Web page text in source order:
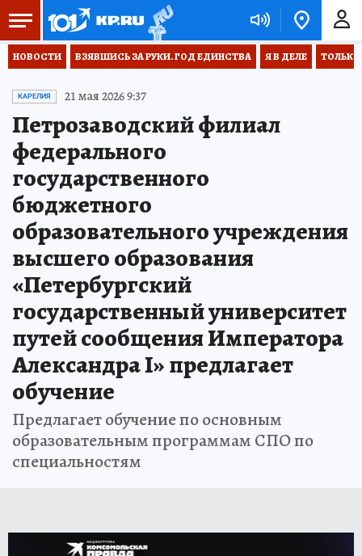
НОВОСТИ ВЗЯВШИСЬ ЗА РУКИ. ГОД ЕДИНСТВА Я В ДЕЛЕ ТОЛЬКО
КАРЕЛИЯ 21 мая 2026 9:37
Петрозаводский филиал
федерального
государственного
бюджетного
образовательного учреждения
высшего образования
«Петербургский
государственный университет
путей сообщения Императора
Александра I» предлагает
обучение
Предлагает обучение по основным
образовательным программам СПО по
специальностям